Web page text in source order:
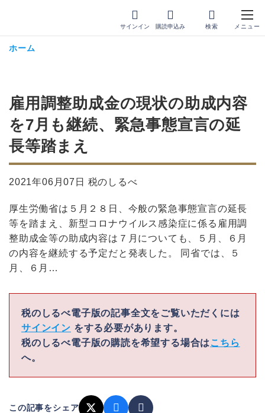
サインイン 購読申込み
ホーム
雇用調整助成金の現状の助成内容
を7月も継続、緊急事態宣言の延
長等踏まえ
2021年06月07日 税のしるべ
厚生労働省は５月２８日、今般の緊急事態宣言の延長
等を踏まえ、新型コロナウイルス感染症に係る雇用調
整助成金等の助成内容は７月についても、５月、６月
の内容を継続する予定だと発表した。 同省では、５
月、６月…
税のしるべ電子版の記事全文をご覧いただくには
サインイン をする必要があります。
税のしるべ電子版の購読を希望する場合は こちら
へ。
この記事をシェア